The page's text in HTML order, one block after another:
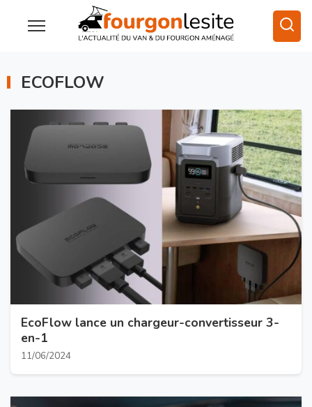
ECOFLOW
EcoFlow lance un chargeur-convertisseur 3-
en-1
11/06/2024